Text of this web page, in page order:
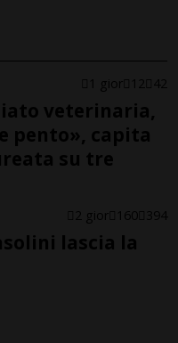
1 gior 12 42
veterinaria,
pento», capita
su tre
2 gior 160 394
lascia la